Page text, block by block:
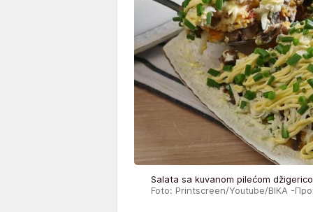
Salata sa kuvanom pilećom
Foto: Printscreen/Youtube/ВІКА -